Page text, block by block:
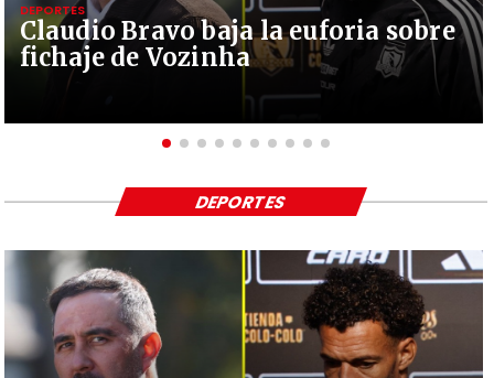
Claudio Bravo baja la euforia sobre
fichaje de Vozinha
DEPORTES
DEPORTES